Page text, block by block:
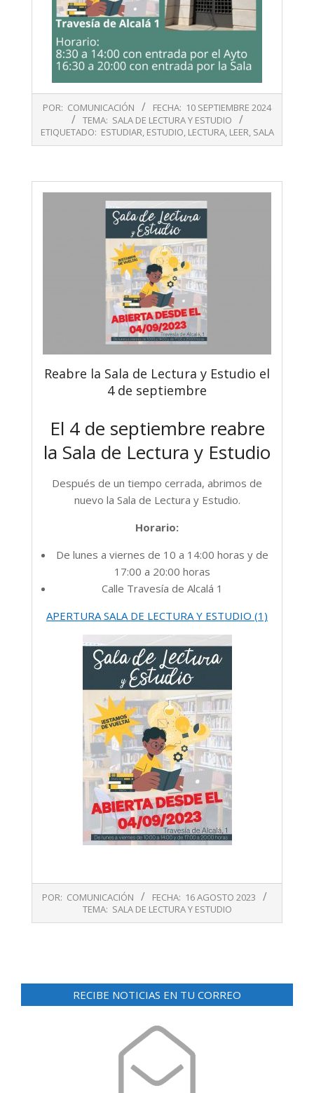
09-
10
POR: COMUNICACIÓN FECHA: 10 SEPTIEMBRE 2024
TEMA: SALA DE LECTURA Y ESTUDIO
ETIQUETADO: ESTUDIAR, ESTUDIO, LECTURA, LEER, SALA
Reabre la Sala de Lectura y Estudio el
4 de septiembre
El 4 de septiembre reabre
la Sala de Lectura y Estudio
Después de un tiempo cerrada, abrimos de
nuevo la Sala de Lectura y Estudio.
Horario:
De lunes a viernes de 10 a 14:00 horas y de
17:00 a 20:00 horas
Calle Travesía de Alcalá 1
APERTURA SALA DE LECTURA Y ESTUDIO (1)
08-
16
POR: COMUNICACIÓN FECHA: 16 AGOSTO 2023
TEMA: SALA DE LECTURA Y ESTUDIO
RECIBE NOTICIAS EN TU CORREO